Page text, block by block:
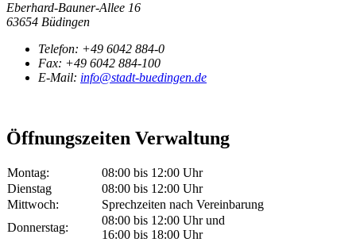
Eberhard-Bauner-Allee 16
63654 Büdingen
Telefon: +49 6042 884-0
Fax: +49 6042 884-100
E-Mail: info@stadt-buedingen.de
Öffnungszeiten Verwaltung
Montag:
08:00 bis 12:00 Uhr
Dienstag
08:00 bis 12:00 Uhr
Mittwoch:
Sprechzeiten nach Vereinbarung
Donnerstag:
08:00 bis 12:00 Uhr und
16:00 bis 18:00 Uhr